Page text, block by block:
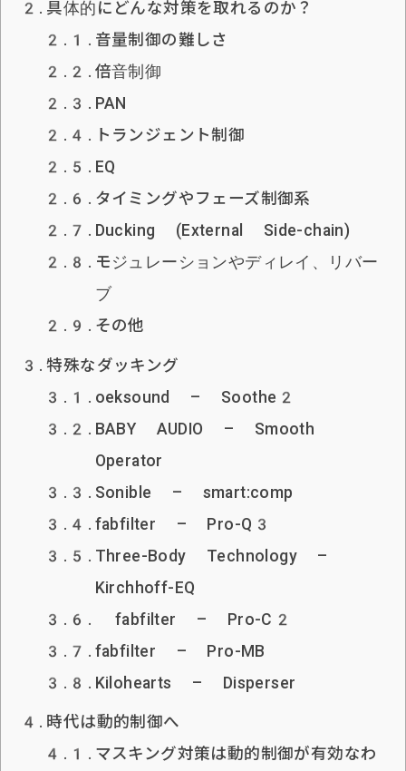
具体的にどんな対策を取れるのか？
音量制御の難しさ
倍音制御
PAN
トランジェント制御
EQ
タイミングやフェーズ制御系
Ducking (External Side-chain)
モジュレーションやディレイ、リバー
ブ
その他
特殊なダッキング
oeksound – Soothe2
BABY AUDIO – Smooth
Operator
Sonible – smart:comp
fabfilter – Pro-Q3
Three-Body Technology –
Kirchhoff-EQ
fabfilter – Pro-C2
fabfilter – Pro-MB
Kilohearts – Disperser
時代は動的制御へ
マスキング対策は動的制御が有効なわ